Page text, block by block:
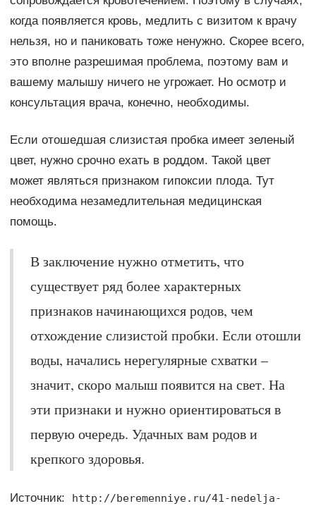
когда появляется кровь, медлить с визитом к врачу
нельзя, но и паниковать тоже ненужно. Скорее всего,
это вполне разрешимая проблема, поэтому вам и
вашему малышу ничего не угрожает. Но осмотр и
консультация врача, конечно, необходимы.
Если отошедшая слизистая пробка имеет зеленый
цвет, нужно срочно ехать в роддом. Такой цвет
может являться признаком гипоксии плода. Тут
необходима незамедлительная медицинская
помощь.
В заключение нужно отметить, что
существует ряд более характерных
признаков начинающихся родов, чем
отхождение слизистой пробки. Если отошли
воды, начались нерегулярные схватки –
значит, скоро малыш появится на свет. На
эти признаки и нужно ориентироваться в
первую очередь. Удачных вам родов и
крепкого здоровья.
Источник:
http://beremenniye.ru/41-nedelja-